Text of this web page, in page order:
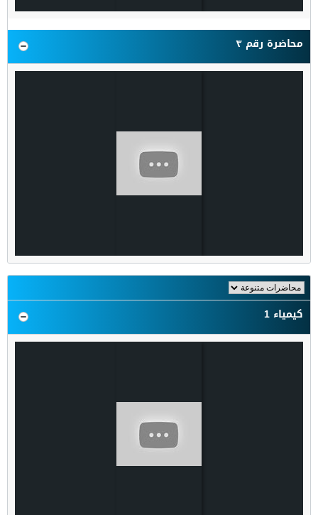
محاضرة رقم ٣
كيمياء 1